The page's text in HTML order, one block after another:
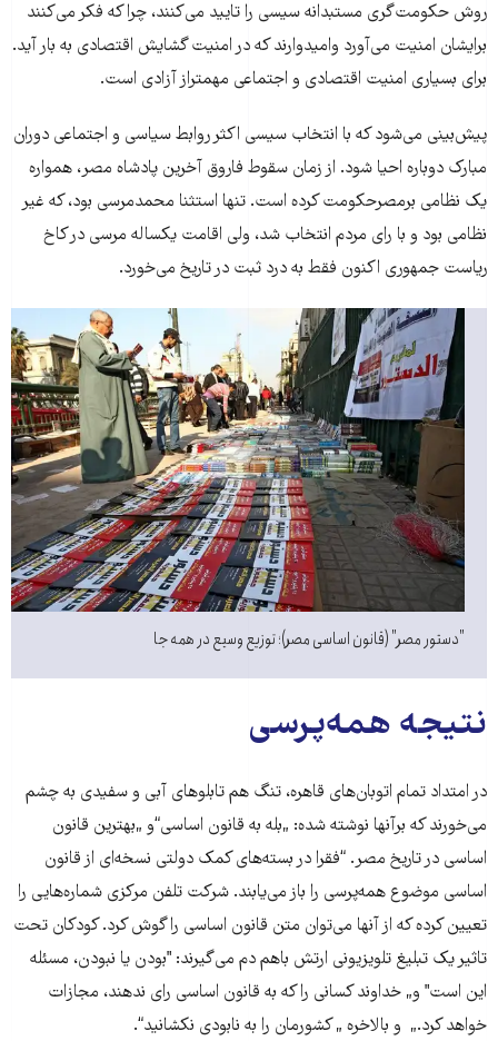
روش حکومت‌گری مستبدانه سیسی را تایید می‌کنند، چرا که فکر می‌کنند
برایشان امنیت می‌آورد وامیدوارند که در امنیت گشایش اقتصادی به بار آید.
برای بسیاری امنیت اقتصادی و اجتماعی مهمتراز آزادی‌ است.
پیش‌بینی می‌شود که با انتخاب سیسی اکثر روابط سیاسی و اجتماعی دوران
مبارک دوباره احیا ‌شود. از زمان سقوط فاروق آخرین پادشاه مصر، همواره
یک نظامی برمصرحکومت کرده است. تنها استثنا محمدمرسی بود، که غیر
نظامی بود و با رای مردم انتخاب شد، ولی‌ اقامت یکساله مرسی در کاخ
ریاست جمهوری اکنون فقط به درد ثبت در تاریخ می‌خورد.
"دستور مصر" (قانون اساسی مصر)؛ توزیع وسیع در همه جا
نتیجه همه‌پرسی
در امتداد تمام اتوبان‌های قاهره، تنگ هم تابلوهای آبی و سفیدی به چشم
می‌خورند که برآنها نوشته شده: „بله به قانون اساسی‌“و „بهترین قانون
اساسی‌ در تاریخ مصر. “فقرا در بسته‌های کمک دولتی نسخه‌ای از قانون
اساسی موضوع همه‌پرسی‌ را باز می‌یابند. شرکت تلفن مرکزی‌ شماره‌هایی را
تعیین کرده که از آنها می‌توان متن قانون اساسی‌ را گوش کرد. کودکان تحت
تاثیر یک تبلیغ تلویزیونی ارتش باهم دم می‌گیرند: "بودن یا نبودن، مسئله
این است" و„ خداوند کسانی‌ را که به قانون اساسی‌ رای ندهند، مجازات
خواهد کرد.„ و بالاخره „ کشورمان را به نابودی نکشانید“.